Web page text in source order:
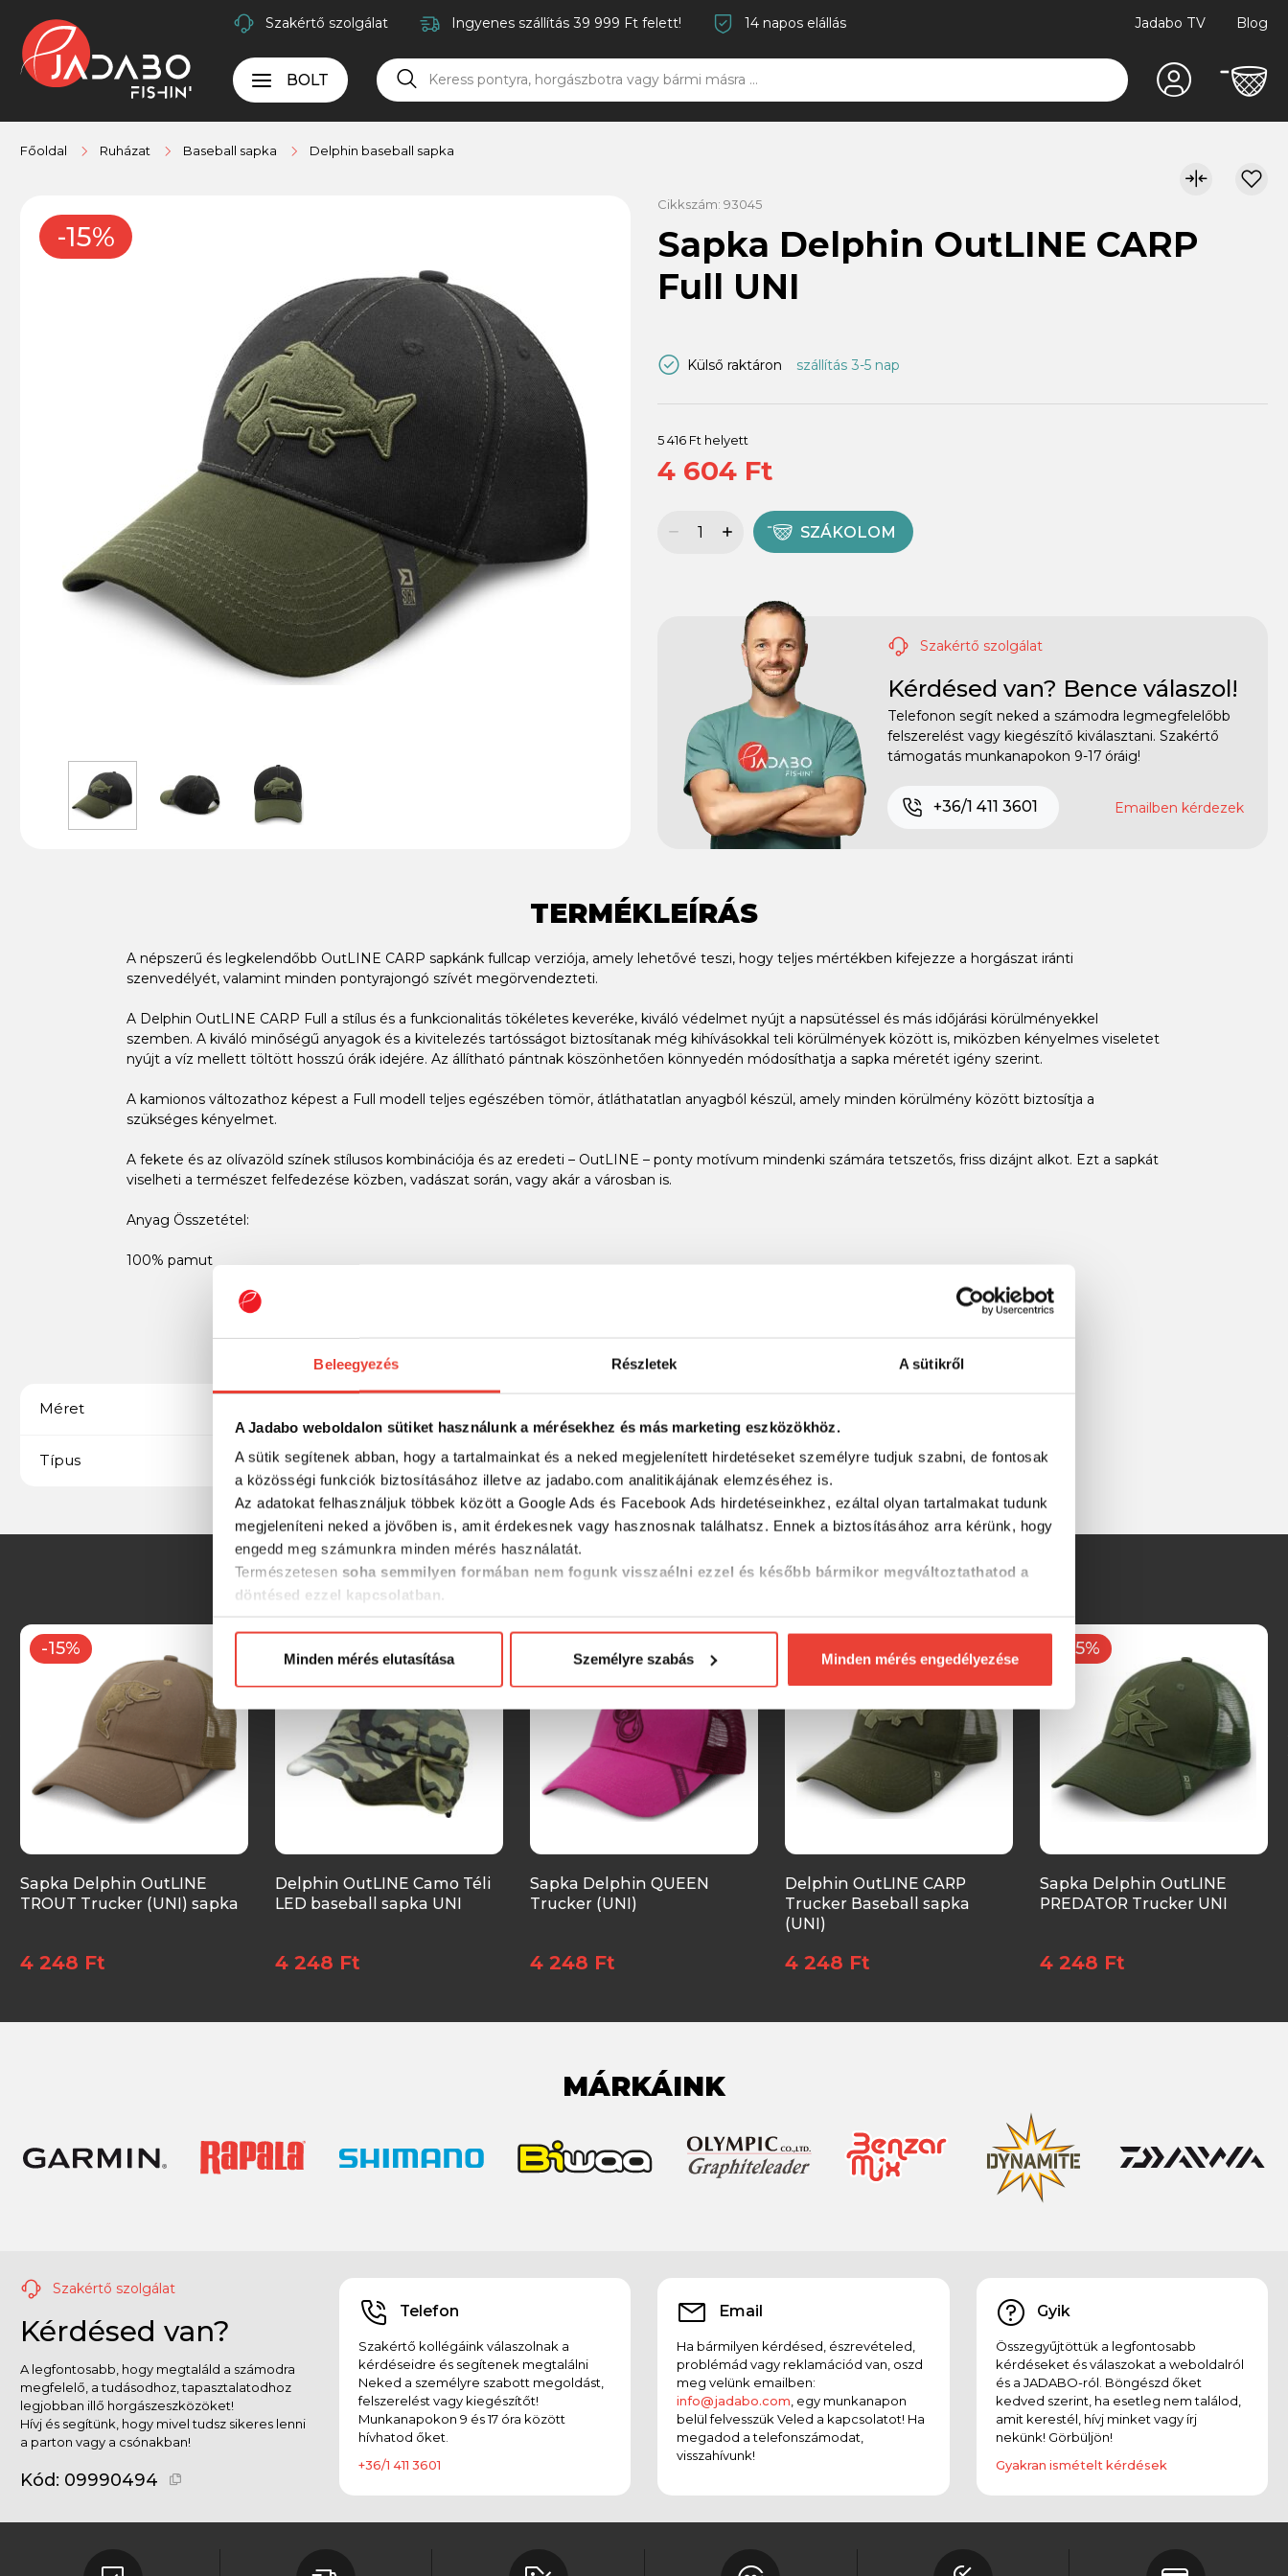
Beleegyezés Részletek A sütikről
A Jadabo weboldalon sütiket használunk a mérésekhez és más marketing eszközökhöz.
A sütik segítenek abban, hogy a tartalmainkat és a neked megjelenített hirdetéseket személyre tudjuk szabni, de fontosak
a közösségi funkciók biztosításához illetve az jadabo.com analitikájának elemzéséhez is.
Az adatokat felhasználjuk többek között a Google Ads és Facebook Ads hirdetéseinkhez, ezáltal olyan tartalmakat tudunk
megjeleníteni neked a jövőben is, amit érdekesnek vagy hasznosnak találhatsz. Ennek a biztosításához arra kérünk, hogy
engedd meg számunkra minden mérés használatát.
Természetesen soha semmilyen formában nem fogunk visszaélni ezzel és később bármikor megváltoztathatod a
döntésed ezzel kapcsolatban.
Előre is köszönjük!
Minden mérés elutasítása Személyre szabás Minden mérés engedélyezése
Szakértő szolgálat Ingyenes szállítás 39 999 Ft felett! 14 napos elállás Jadabo TV Blog
BOLT
Főoldal Ruházat Baseball sapka Delphin baseball sapka
-15%
Cikkszám: 93045
Sapka Delphin OutLINE CARP
Full UNI
Külső raktáron szállítás 3-5 nap
5 416 Ft helyett
4 604 Ft
SZÁKOLOM
Szakértő szolgálat
Kérdésed van? Bence válaszol!
Telefonon segít neked a számodra legmegfelelőbb
felszerelést vagy kiegészítő kiválasztani. Szakértő
támogatás munkanapokon 9-17 óráig!
+36/1 411 3601 Emailben kérdezek
TERMÉKLEÍRÁS
A népszerű és legkelendőbb OutLINE CARP sapkánk fullcap verziója, amely lehetővé teszi, hogy teljes mértékben kifejezze a horgászat iránti
szenvedélyét, valamint minden pontyrajongó szívét megörvendezteti.
A Delphin OutLINE CARP Full a stílus és a funkcionalitás tökéletes keveréke, kiváló védelmet nyújt a napsütéssel és más időjárási körülményekkel
szemben. A kiváló minőségű anyagok és a kivitelezés tartósságot biztosítanak még kihívásokkal teli körülmények között is, miközben kényelmes viseletet
nyújt a víz mellett töltött hosszú órák idejére. Az állítható pántnak köszönhetően könnyedén módosíthatja a sapka méretét igény szerint.
A kamionos változathoz képest a Full modell teljes egészében tömör, átláthatatlan anyagból készül, amely minden körülmény között biztosítja a
szükséges kényelmet.
A fekete és az olívazöld színek stílusos kombinációja és az eredeti – OutLINE – ponty motívum mindenki számára tetszetős, friss dizájnt alkot. Ezt a sapkát
viselheti a természet felfedezése közben, vadászat során, vagy akár a városban is.
Anyag Összetétel:
100% pamut
RÉSZLETES ADATOK
Méret
Típus OutLINE CARP
SZINTÉN KIVÁLÓAK
-15%
Sapka Delphin OutLINE
TROUT Trucker (UNI) sapka
4 248 Ft
-15%
Delphin OutLINE Camo Téli
LED baseball sapka UNI
4 248 Ft
-15%
Sapka Delphin QUEEN
Trucker (UNI)
4 248 Ft
-15%
Delphin OutLINE CARP
Trucker Baseball sapka
(UNI)
4 248 Ft
-15%
Sapka Delphin OutLINE
PREDATOR Trucker UNI
4 248 Ft
MÁRKÁINK
Szakértő szolgálat
Kérdésed van?
A legfontosabb, hogy megtaláld a számodra
megfelelő, a tudásodhoz, tapasztalatodhoz
legjobban illő horgászeszközöket!
Hívj és segítünk, hogy mivel tudsz sikeres lenni
a parton vagy a csónakban!
Kód: 09990494
Telefon
Szakértő kollégáink válaszolnak a
kérdéseidre és segítenek megtalálni
Neked a személyre szabott megoldást,
felszerelést vagy kiegészítőt!
Munkanapokon 9 és 17 óra között
hívhatod őket.
+36/1 411 3601
Email
Ha bármilyen kérdésed, észrevételed,
problémád vagy reklamációd van, oszd
meg velünk emailben:
info@jadabo.com , egy munkanapon
belül felvesszük Veled a kapcsolatot! Ha
megadod a telefonszámodat,
visszahívunk!
Gyik
Összegyűjtöttük a legfontosabb
kérdéseket és válaszokat a weboldalról
és a JADABO-ról. Böngészd őket
kedved szerint, ha esetleg nem találod,
amit kerestél, hívj minket vagy írj
nekünk! Görbüljön!
Gyakran ismételt kérdések